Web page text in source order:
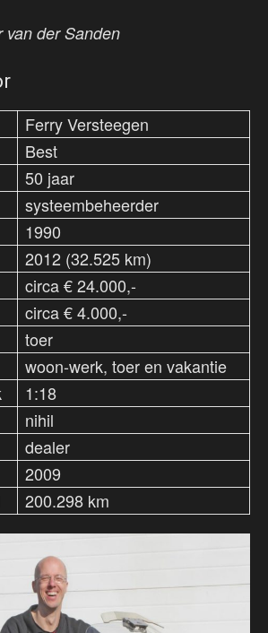
van der Sanden
Ferry Versteegen
Best
50 jaar
systeembeheerder
1990
2012 (32.525 km)
circa € 24.000,-
circa € 4.000,-
toer
woon-werk, toer en vakantie
1:18
nihil
dealer
2009
200.298 km